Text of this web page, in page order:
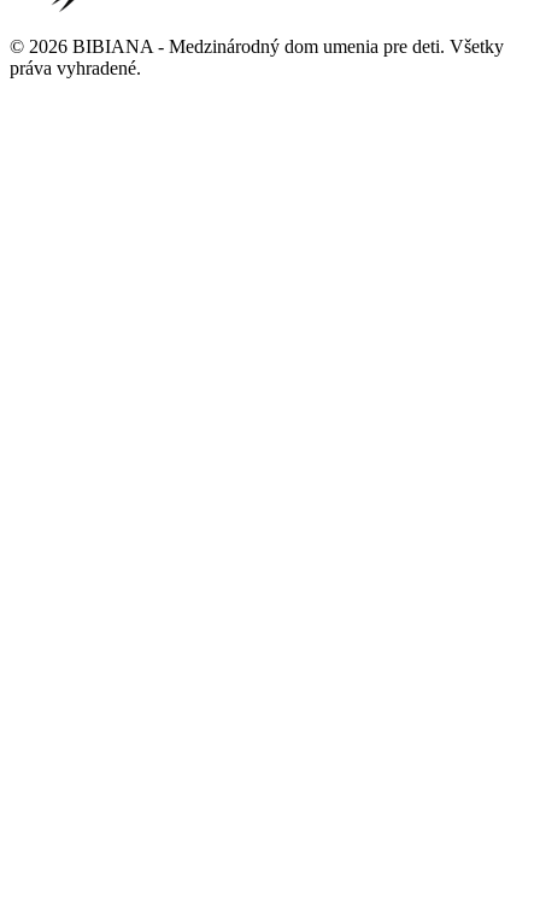
© 2026 BIBIANA - Medzinárodný dom umenia pre deti. Všetky
práva vyhradené.